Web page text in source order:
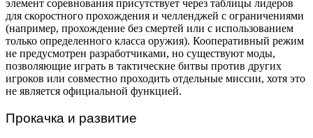
элемент соревнования присутствует через таблицы лидеров
для скоростного прохождения и челленджей с ограничениями
(например, прохождение без смертей или с использованием
только определенного класса оружия). Кооперативный режим
не предусмотрен разработчиками, но существуют моды,
позволяющие играть в тактические битвы против других
игроков или совместно проходить отдельные миссии, хотя это
не является официальной функцией.
Прокачка и развитие